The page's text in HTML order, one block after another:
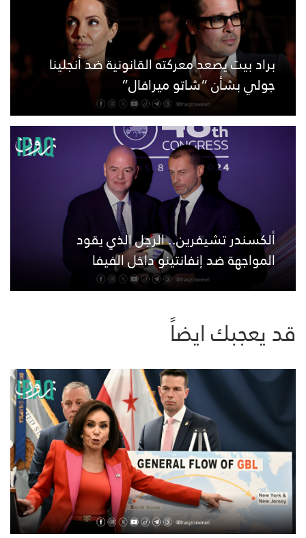
براد بيت يصعد معركته القانونية ضد أنجلينا
جولي بشأن “شاتو ميرافال”
ألكسندر تشيفرين.. الرجل الذي يقود
المواجهة ضد إنفانتينو داخل الفيفا
قد يعجبك ايضاً